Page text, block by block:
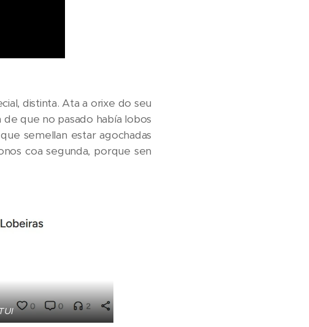
distinta.Ata a orixe do seu
que no pasado había lobos
semellan estar agochadas
coa segunda, porque sen